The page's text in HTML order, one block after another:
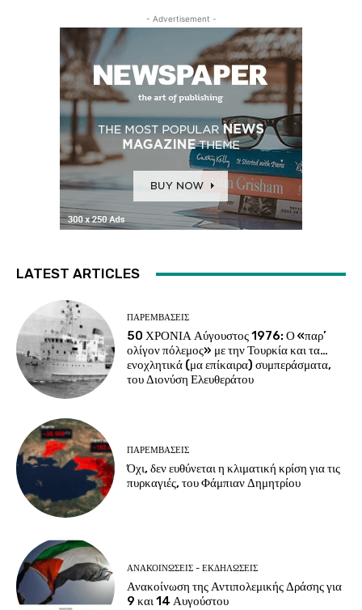
- Advertisement -
LATEST ARTICLES
ΠΑΡΕΜΒΑΣΕΙΣ
50 ΧΡΟΝΙΑ Αύγουστος 1976: Ο «παρ’
ολίγον πόλεμος» με την Τουρκία και τα…
ενοχλητικά (μα επίκαιρα) συμπεράσματα,
του Διονύση Ελευθεράτου
ΠΑΡΕΜΒΑΣΕΙΣ
Όχι, δεν ευθύνεται η κλιματική κρίση για τις
πυρκαγιές, του Φάμπιαν Δημητρίου
ΑΝΑΚΟΙΝΩΣΕΙΣ - ΕΚΔΗΛΩΣΕΙΣ
Ανακοίνωση της Αντιπολεμικής Δράσης για
9 και 14 Αυγούστου